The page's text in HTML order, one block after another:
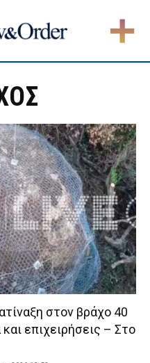
στον βράχο 40
επιχειρήσεις – Στο